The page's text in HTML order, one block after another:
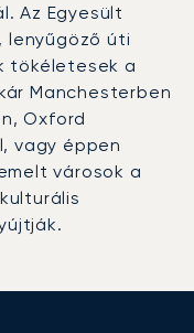
Az Egyesült
lenyűgöző úti
tökéletesek a
Manchesterben
Oxford
vagy éppen
városok a